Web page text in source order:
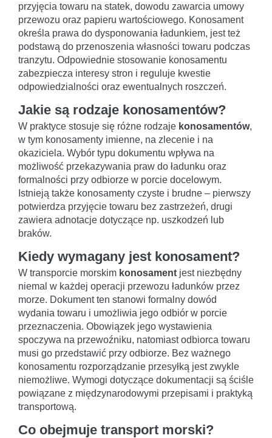
przyjęcia towaru na statek, dowodu zawarcia umowy
przewozu oraz papieru wartościowego. Konosament
określa prawa do dysponowania ładunkiem, jest też
podstawą do przenoszenia własności towaru podczas
tranzytu. Odpowiednie stosowanie konosamentu
zabezpiecza interesy stron i reguluje kwestie
odpowiedzialności oraz ewentualnych roszczeń.
Jakie są rodzaje konosamentów?
W praktyce stosuje się różne rodzaje konosamentów,
w tym konosamenty imienne, na zlecenie i na
okaziciela. Wybór typu dokumentu wpływa na
możliwość przekazywania praw do ładunku oraz
formalności przy odbiorze w porcie docelowym.
Istnieją także konosamenty czyste i brudne – pierwszy
potwierdza przyjęcie towaru bez zastrzeżeń, drugi
zawiera adnotacje dotyczące np. uszkodzeń lub
braków.
Kiedy wymagany jest konosament?
W transporcie morskim konosament jest niezbędny
niemal w każdej operacji przewozu ładunków przez
morze. Dokument ten stanowi formalny dowód
wydania towaru i umożliwia jego odbiór w porcie
przeznaczenia. Obowiązek jego wystawienia
spoczywa na przewoźniku, natomiast odbiorca towaru
musi go przedstawić przy odbiorze. Bez ważnego
konosamentu rozporządzanie przesyłką jest zwykle
niemożliwe. Wymogi dotyczące dokumentacji są ściśle
powiązane z międzynarodowymi przepisami i praktyką
transportową.
Co obejmuje transport morski?